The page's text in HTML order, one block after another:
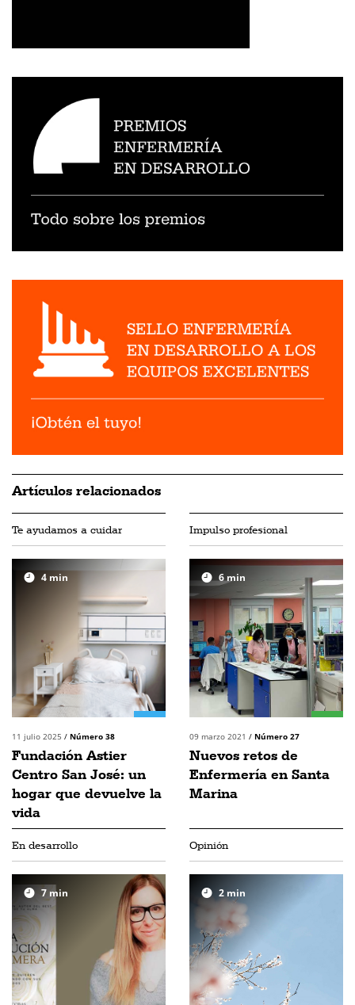
Artículos relacionados
Te ayudamos a cuidar
4 min
11 julio 2025 / Número 38
Fundación Astier
Centro San José: un
hogar que devuelve la
vida
Impulso profesional
6min
09 marzo 2021 / Número 27
Nuevos retos de
Enfermería en Santa
Marina
En desarrollo
7min
Opinión
2 min